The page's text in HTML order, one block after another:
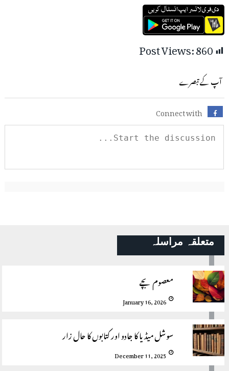
Post Views:860
آپ کے تبصرے
Connect with
متعلقہ مراسلہ
معصوم بچے
January 16, 2026
سوشل میڈیا کا جادو اور کتابوں کا حال زار
December 11, 2025